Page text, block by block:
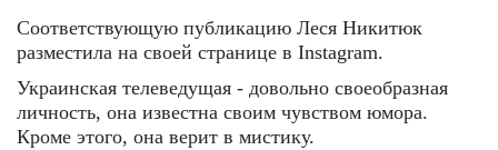
Соответствующую публикацию Леся Никитюк
разместила на своей странице в Instagram.
Украинская телеведущая - довольно своеобразная
личность, она известна своим чувством юмора.
Кроме этого, она верит в мистику.